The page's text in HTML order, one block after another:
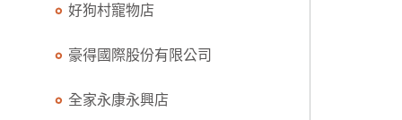
好狗村寵物店
豪得國際股份有限公司
全家永康永興店